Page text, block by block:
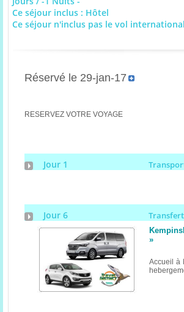
Ce séjour inclus : Hôtel
Ce séjour n'inclus pas le vol
Réservé le 29-jan-17
RESERVEZ VOTRE VOYAGE
Jour 1
Jour 6 Transfert
»
Accueil à